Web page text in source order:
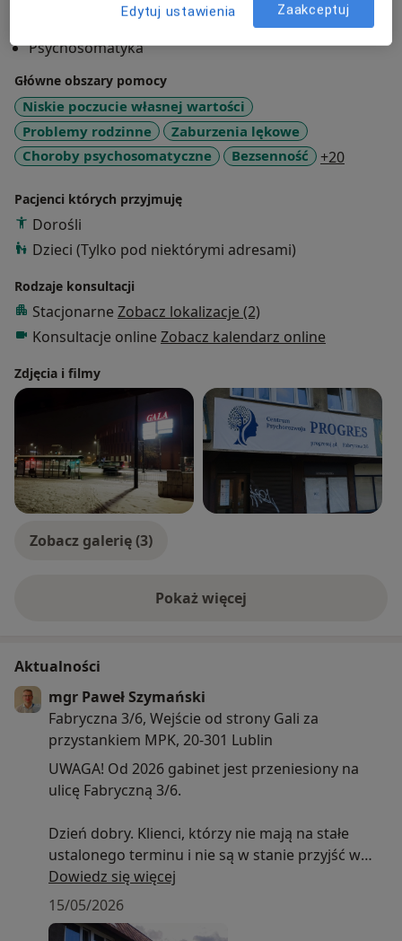
Psychosomatyka
Główne obszary pomocy
Niskie poczucie własnej wartości
Problemy rodzinne
Zaburzenia lękowe
Choroby psychosomatyczne
Bezsenność +20
Pacjenci których przyjmuję
Dorośli
Dzieci (Tylko pod niektórymi adresami)
Rodzaje konsultacji
Stacjonarne Zobacz lokalizacje (2)
Konsultacje online Zobacz kalendarz online
Zdjęcia i filmy
Zobacz galerię (3)
Pokaż więcejo doświadczeniu
Aktualności
mgr Paweł Szymański
Fabryczna 3/6, Wejście od strony Gali za
przystankiem MPK, 20-301 Lublin
UWAGA! Od 2026 gabinet jest przeniesiony na
ulicę Fabryczną 3/6.
Dzień dobry. Klienci, którzy nie mają na stałe
ustalonego terminu i nie są w stanie przyjść w
wolnych terminach wyświetlonych w kalendarzu
proszę o kontakt (tel. 780068003 mail:
progresps@gmail.com). Serdecznie pozdrawiam.
Dowiedz się więcej
15/05/2026
Edytuj ustawienia Zaakceptuj